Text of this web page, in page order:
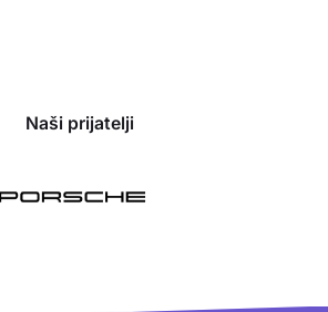
Naši prijatelji